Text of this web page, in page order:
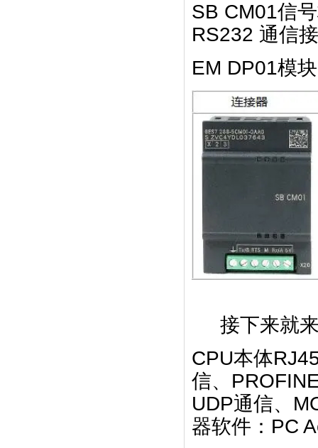
SB CM01信
RS232 通信
EM DP01模
接下来就来
CPU本体
信、
UDP通信、
器软件：PC